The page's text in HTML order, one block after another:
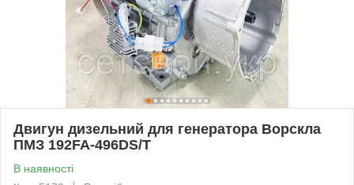
Двигун дизельний для генератора Ворскла
ПМЗ 192FA-496DS/T
В наявності